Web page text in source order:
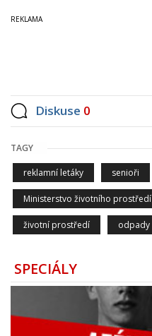
Diskuse 0
TAGY
reklamní letáky senioři
Ministerstvo životního prostředí
životní prostředí odpady
SPECIÁLY